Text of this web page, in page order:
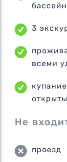
3
всеми
Не
проезд